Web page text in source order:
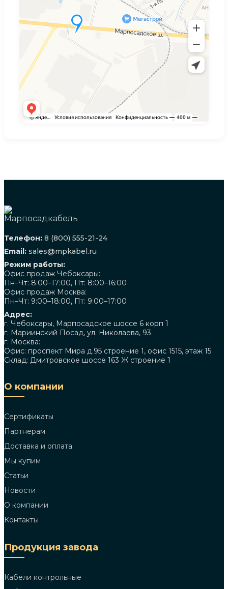
Телефон: 8 (800) 555-21-24
Email: sales@mpkabel.ru
Режим работы:
Офис продаж Чебоксары:
Пн–Чт: 8:00–17:00, Пт: 8:00–16:00
Офис продаж Москва:
Пн–Чт: 9:00–18:00, Пт: 9:00–17:00
Адрес:
г. Чебоксары, Марпосадское шоссе 6 корп 1
г. Мариинский Посад, ул. Николаева, 93
г. Москва:
Офис: проспект Мира д.95 строение 1, офис 1515, этаж 15
Склад: Дмитровское шоссе 163 Ж строение 1
О компании
Сертификаты
Партнерам
Доставка и оплата
Мы купим
Статьи
Новости
О компании
Контакты
Продукция завода
Кабели контрольные